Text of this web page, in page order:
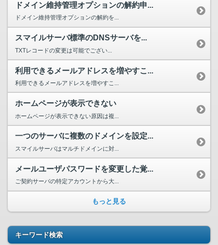
ドメイン維持管理オプションの解約申...
ドメイン維持管理オプションの解約を...
スマイルサーバ標準のDNSサーバを...
TXTレコードの変更は可能でござい...
利用できるメールアドレスを増やすこ...
利用できるメールアドレスを増やすこ...
ホームページが表示できない
ホームページが表示できない原因は複...
一つのサーバに複数のドメインを設定...
スマイルサーバはマルチドメインに対...
メールユーザパスワードを変更した覚...
ご契約サーバの特定アカウントから大...
もっと見る
キーワード検索